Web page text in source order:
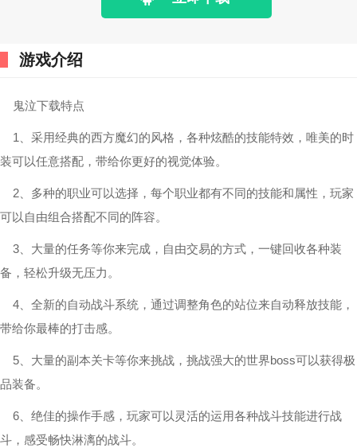
游戏介绍
鬼泣下载特点
1、采用经典的西方魔幻的风格，各种炫酷的技能特效，唯美的时
装可以任意搭配，带给你更好的视觉体验。
2、多种的职业可以选择，每个职业都有不同的技能和属性，玩家
可以自由组合搭配不同的阵容。
3、大量的任务等你来完成，自由交易的方式，一键回收各种装
备，轻松升级无压力。
4、全新的自动战斗系统，通过调整角色的站位来自动释放技能，
带给你最棒的打击感。
5、大量的副本关卡等你来挑战，挑战强大的世界boss可以获得极
品装备。
6、绝佳的操作手感，玩家可以灵活的运用各种战斗技能进行战
斗，感受畅快淋漓的战斗。